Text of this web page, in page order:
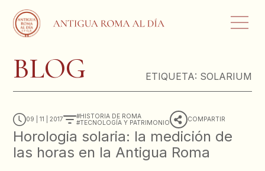
BLOG ETIQUETA: SOLARIUM
09 | 11 | 2017
HISTORIA DE ROMA
TECNOLOGÍA Y PATRIMONIO
COMPARTIR
Horologia solaria: la medición de
las horas en la Antigua Roma